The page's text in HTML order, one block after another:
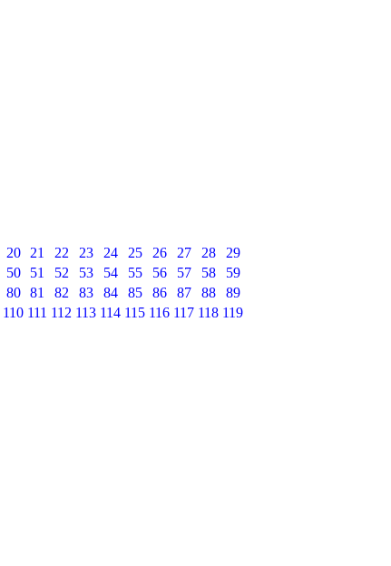
20 21 22 23 24 25 26 27 28
29
50 51 52 53 54 55 56 57 58
59
80 81 82 83 84 85 86 87 88
89
110 111 112 113 114 115 116 117 118 119